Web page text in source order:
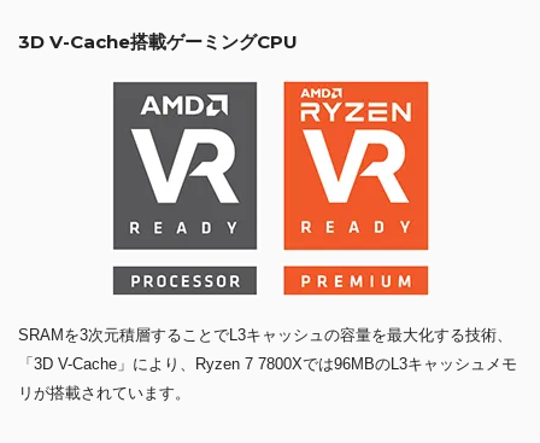
3D V-Cache搭載ゲーミングCPU
SRAMを3次元積層することでL3キャッシュの容量を最大化する技術、
「3D V-Cache」により、Ryzen 7 7800Xでは96MBのL3キャッシュメモ
リが搭載されています。